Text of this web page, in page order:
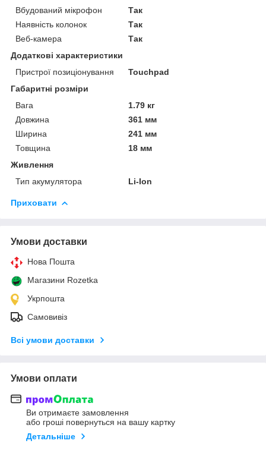
Вбудований мікрофон
Так
Наявність колонок
Так
Веб-камера
Так
Додаткові характеристики
Пристрої позиціонування
Touchpad
Габаритні розміри
Вага
1.79 кг
Довжина
361 мм
Ширина
241 мм
Товщина
18 мм
Живлення
Тип акумулятора
Li-Ion
Приховати
Умови доставки
Нова Пошта
Магазини Rozetka
Укрпошта
Самовивіз
Всі умови доставки
Умови оплати
Ви отримаєте замовлення
або гроші повернуться на вашу картку
Детальніше